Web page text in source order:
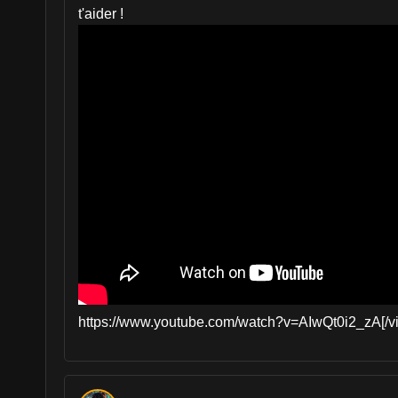
t'aider !
https://www.youtube.com/watch?v=AIwQt0i2_zA[/